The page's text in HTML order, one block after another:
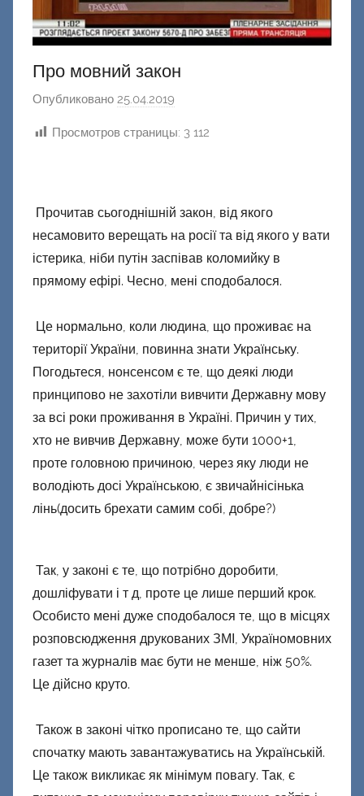
Про мовний закон
Опубликовано 25.04.2019
т
о
ш
к
Д
о
н
е
ц
к
и
Просмотров страницы: 3 112
Прочитав сьогоднішній закон, від якого
несамовито верещать на росії та від якого у вати
істерика, ніби путін заспівав коломийку в
прямому ефірі. Чесно, мені сподобалося.
Це нормально, коли людина, що проживає на
території України, повинна знати Українську.
Погодьтеся, нонсенсом є те, що деякі люди
принципово не захотіли вивчити Державну мову
за всі роки проживання в Україні. Причин у тих,
хто не вивчив Державну, може бути 1000+1,
проте головною причиною, через яку люди не
володіють досі Українською, є звичайнісінька
лінь(досить брехати самим собі, добре?)
Так, у законі є те, що потрібно доробити,
дошліфувати і т д, проте це лише перший крок.
Особисто мені дуже сподобалося те, що в місцях
розповсюдження друкованих ЗМІ, Україномовних
газет та журналів має бути не менше, ніж 50%.
Це дійсно круто.
Також в законі чітко прописано те, що сайти
спочатку мають завантажуватись на Українській.
Це також викликає як мінімум повагу. Так, є